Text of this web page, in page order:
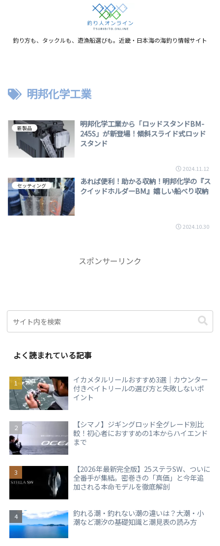
釣り方も、タックルも、遊漁船選びも。近畿・日本海の海釣り情報サイト
明邦化学工業
新製品
明邦化学工業から「ロッドスタンドBM-
245S」が新登場！傾斜スライド式ロッド
スタンド
2024.11.12
セッティング
あれば便利！助かる収納！明邦化学の『ス
クイッドホルダーBM』嬉しい船べり収納
2024.10.30
スポンサーリンク
よく読まれている記事
イカメタルリールおすすめ3選｜カウンター
付きベイトリールの選び方と失敗しないポ
イント
【シマノ】ジギングロッド全グレード別比
較！初心者におすすめの1本からハイエンド
まで
【2026年最新完全版】25ステラSW、ついに
全番手が集結。密巻きの「真価」と今年追
加される本命モデルを徹底解剖
釣れる潮・釣れない潮の違いは？大潮・小
潮など潮汐の基礎知識と潮見表の読み方